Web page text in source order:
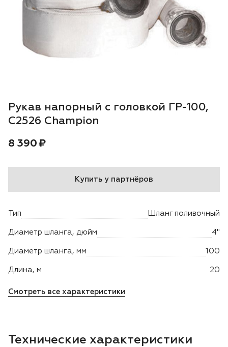
Воздуходувки
Скарификаторы
Мотопомпы
Подметальные машины
Двигатели
Аксессуары
Рукав напорный с головкой ГР-100,
С2526 Champion
Купить у партнёров
Тип Шланг поливочный
Диаметр шланга, дюйм 4"
Диаметр шланга, мм 100
Длина, м 20
Смотреть все характеристики
Цена:
8 390 ₽рублей
Технические характеристики